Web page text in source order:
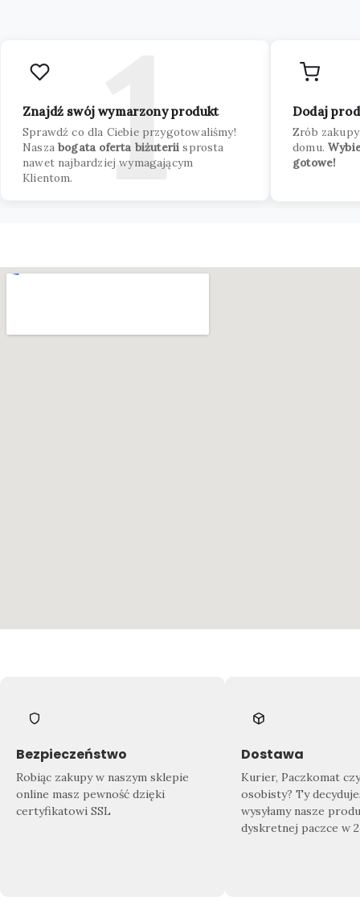
Znajdź swój wymarzony produkt
Sprawdź co dla Ciebie przygotowaliśmy!
Naszabogata oferta biżuterii
sprosta
nawet najbardziej wymagającym
Klientom.
Bezpieczeństwo
Robiąc zakupy w naszym sklepie
online masz pewność dzięki
certyfikatowi SSL
Dostawa
Kurier, Paczkomat
osobisty? Ty
wysyłamy nasze
dyskretnej paczce w